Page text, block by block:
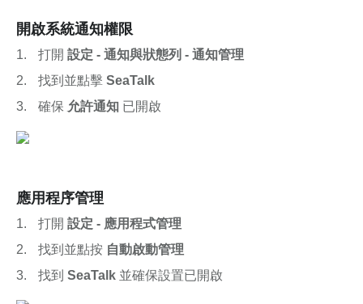
開啟系統通知權限
打開 設定 - 通知與狀態列 - 通知管理
找到並點擊 SeaTalk
確保 允許通知 已開啟
應用程序管理
打開 設定 - 應用程式管理
找到並點按 自動啟動管理
找到 SeaTalk 並確保設置已開啟